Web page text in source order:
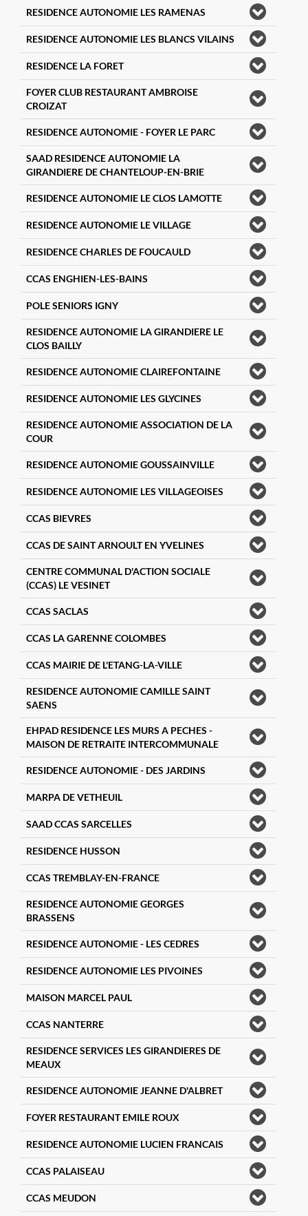
RESIDENCE AUTONOMIE LES RAMENAS
RESIDENCE AUTONOMIE LES BLANCS VILAINS
RESIDENCE LA FORET
FOYER CLUB RESTAURANT AMBROISE
CROIZAT
RESIDENCE AUTONOMIE - FOYER LE PARC
SAAD RESIDENCE AUTONOMIE LA
GIRANDIERE DE CHANTELOUP-EN-BRIE
RESIDENCE AUTONOMIE LE CLOS LAMOTTE
RESIDENCE AUTONOMIE LE VILLAGE
RESIDENCE CHARLES DE FOUCAULD
CCAS ENGHIEN-LES-BAINS
POLE SENIORS IGNY
RESIDENCE AUTONOMIE LA GIRANDIERE LE
CLOS BAILLY
RESIDENCE AUTONOMIE CLAIREFONTAINE
RESIDENCE AUTONOMIE LES GLYCINES
RESIDENCE AUTONOMIE ASSOCIATION DE LA
COUR
RESIDENCE AUTONOMIE GOUSSAINVILLE
RESIDENCE AUTONOMIE LES VILLAGEOISES
CCAS BIEVRES
CCAS DE SAINT ARNOULT EN YVELINES
CENTRE COMMUNAL D'ACTION SOCIALE
(CCAS) LE VESINET
CCAS SACLAS
CCAS LA GARENNE COLOMBES
CCAS MAIRIE DE L'ETANG-LA-VILLE
RESIDENCE AUTONOMIE CAMILLE SAINT
SAENS
EHPAD RESIDENCE LES MURS A PECHES -
MAISON DE RETRAITE INTERCOMMUNALE
RESIDENCE AUTONOMIE - DES JARDINS
MARPA DE VETHEUIL
SAAD CCAS SARCELLES
RESIDENCE HUSSON
CCAS TREMBLAY-EN-FRANCE
RESIDENCE AUTONOMIE GEORGES
BRASSENS
RESIDENCE AUTONOMIE - LES CEDRES
RESIDENCE AUTONOMIE LES PIVOINES
MAISON MARCEL PAUL
CCAS NANTERRE
RESIDENCE SERVICES LES GIRANDIERES DE
MEAUX
RESIDENCE AUTONOMIE JEANNE D'ALBRET
FOYER RESTAURANT EMILE ROUX
RESIDENCE AUTONOMIE LUCIEN FRANCAIS
CCAS PALAISEAU
CCAS MEUDON